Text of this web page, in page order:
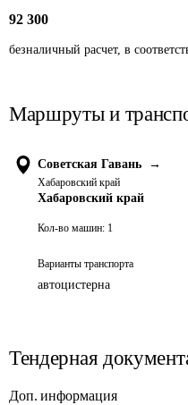
92 300
безналичный расчет, в
Маршруты и
Советская Гавань →
Хабаровский край
Хабаровский край
Кол-во машин: 1
Варианты транспорта
автоцистерна
Тендерная
Доп. информация